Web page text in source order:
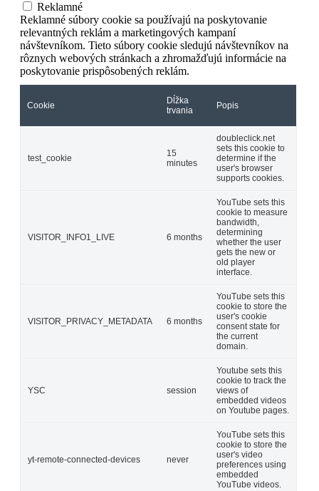
Reklamné
Reklamné súbory cookie sa používajú na poskytovanie
relevantných reklám a marketingových kampaní
návštevníkom. Tieto súbory cookie sledujú návštevníkov na
rôznych webových stránkach a zhromažďujú informácie na
poskytovanie prispôsobených reklám.
Cookie
Dĺžka
trvania
Popis
test_cookie
15
minutes
doubleclick.net
sets this cookie to
determine if the
user's browser
supports cookies.
VISITOR_INFO1_LIVE 6 months
YouTube sets this
cookie to measure
bandwidth,
determining
whether the user
gets the new or
old player
interface.
VISITOR_PRIVACY_METADATA 6 months
YouTube sets this
cookie to store the
user's cookie
consent state for
the current
domain.
YSC session
Youtube sets this
cookie to track the
views of
embedded videos
on Youtube pages.
yt-remote-connected-devices never
YouTube sets this
cookie to store the
user's video
preferences using
embedded
YouTube videos.